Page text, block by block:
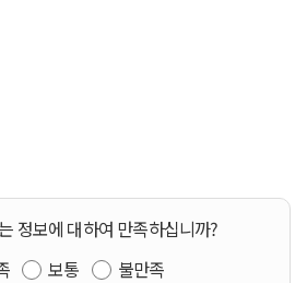
정보에 대하여 만족하십니까?
보통
불만족